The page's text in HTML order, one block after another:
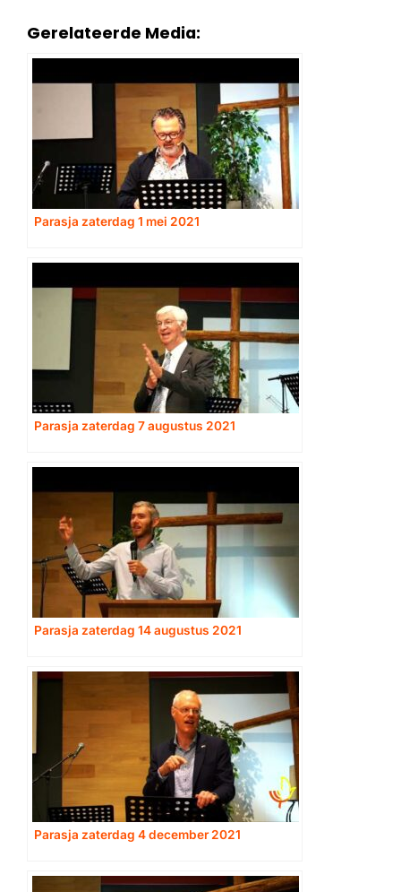
Gerelateerde Media:
Parasja zaterdag 1 mei 2021
Parasja zaterdag 7 augustus 2021
Parasja zaterdag 14 augustus 2021
Parasja zaterdag 4 december 2021